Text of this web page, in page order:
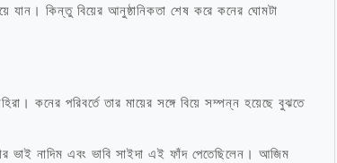
যান। কিন্তু বিয়ের আনুষ্ঠানিকতা শেষ করে কনের ঘোমটা
কনের পরিবর্তে তার মায়ের সঙ্গে বিয়ে সম্পন্ন হয়েছে বুঝতে
ভাই নাদিম এবং ভাবি সাইদা এই ফাঁদ পেতেছিলেন। আজিম